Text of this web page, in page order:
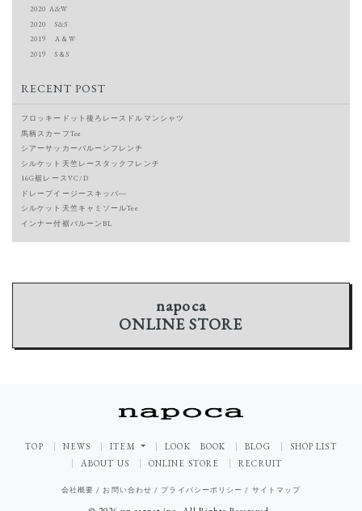
2020 A&W
2020 S&S
2019 A＆W
2019 S＆S
RECENT POST
フロッキードット後ろレースドルマンシャツ
馬柄スカーフTee
シアーサッカーバルーンフレンチ
シルケット天竺レースタックフレンチ
16G裾レースVC/D
ドレープイージースキッパ―
シルケット天竺キャミソールTee
インナー付裾バルーンBL
napoca
ONLINE STORE
TOP NEWS ITEM LOOK BOOK BLOG
SHOP LIST
ABOUT US
ONLINE STORE RECRUIT
会社概要 /お問い合わせ / プライバシーポリシー / サイトマップ